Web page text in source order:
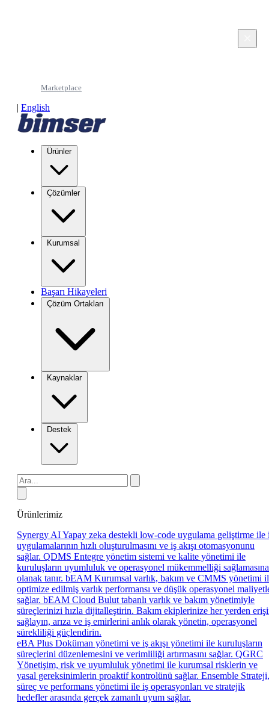
Marketplace
| English
Ürünler
Çözümler
Kurumsal
Başarı Hikayeleri
Çözüm Ortakları
Kaynaklar
Destek
Ürünlerimiz
Synergy AIYapay zeka destekli low-code uygulama geliştirme ile
uygulamalarının hızlı oluşturulmasını ve iş akışı otomasyonunu
sağlar. QDMS Entegre yönetim sistemi ve kalite yönetimi ile
kuruluşların uyumluluk ve operasyonel mükemmelliği sağlamasına
olanak tanır. bEAM Kurumsal varlık, bakım ve CMMS yönetimi
optimize edilmiş varlık performansı ve düşük operasyonel
sağlar. bEAM Cloud Bulut tabanlı varlık ve bakım yönetimiyle
süreçlerinizi hızla dijitalleştirin. Bakım ekiplerinize her yerden
sağlayın, arıza ve iş emirlerini anlık olarak yönetin, operasyonel
sürekliliği güçlendirin.
eBA Plus Doküman yönetimi ve iş akışı yönetimi ile kuruluşların
süreçlerini düzenlemesini ve verimliliği artırmasını sağlar. QGRC
Yönetişim, risk ve uyumluluk yönetimi ile kurumsal risklerin ve
yasal gereksinimlerin proaktif kontrolünü sağlar. Ensemble Strateji,
süreç ve performans yönetimi ile iş operasyonları ve stratejik
hedefler arasında gerçek zamanlı uyum sağlar.